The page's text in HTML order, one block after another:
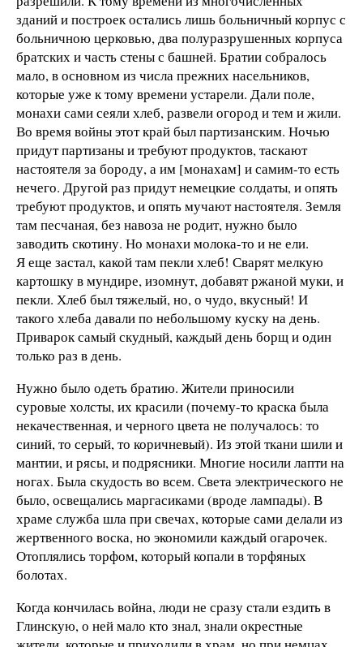
зданий и построек остались лишь больничный корпус с
больничною церковью, два полуразрушенных корпуса
братских и часть стены с башней. Братии собралось
мало, в основном из числа прежних насельников,
которые уже к тому времени устарели. Дали поле,
монахи сами сеяли хлеб, развели огород и тем и жили.
Во время войны этот край был партизанским. Ночью
придут партизаны и требуют продуктов, таскают
настоятеля за бороду, а им [монахам] и самим-то есть
нечего. Другой раз придут немецкие солдаты, и опять
требуют продуктов, и опять мучают настоятеля. Земля
там песчаная, без навоза не родит, нужно было
заводить скотину. Но монахи молока-то и не ели.
Я еще застал, какой там пекли хлеб! Сварят мелкую
картошку в мундире, изомнут, добавят ржаной муки, и
пекли. Хлеб был тяжелый, но, о чудо, вкусный! И
такого хлеба давали по небольшому куску на день.
Приварок самый скудный, каждый день борщ и один
только раз в день.
Нужно было одеть братию. Жители приносили
суровые холсты, их красили (почему-то краска была
некачественная, и черного цвета не получалось: то
синий, то серый, то коричневый). Из этой ткани шили и
мантии, и рясы, и подрясники. Многие носили лапти на
ногах. Была скудость во всем. Света электрического не
было, освещались маргасиками (вроде лампады). В
храме служба шла при свечах, которые сами делали из
жертвенного воска, но экономили каждый огарочек.
Отоплялись торфом, который копали в торфяных
болотах.
Когда кончилась война, люди не сразу стали ездить в
Глинскую, о ней мало кто знал, знали окрестные